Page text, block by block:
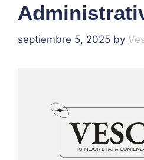
septiembre 5, 2025 by